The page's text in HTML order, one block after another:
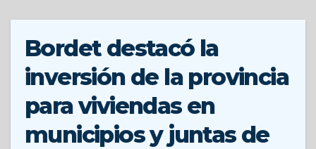
Bordet destacó la
inversión de la provincia
para viviendas en
municipios y juntas de